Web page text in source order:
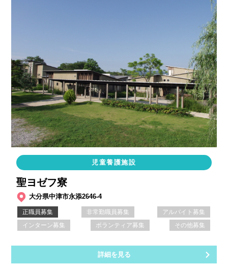
児童養護施設
聖ヨゼフ寮
大分県中津市永添2646-4
正職員募集 非常勤職員募集
アルバイト募集
インターン募集
ボランティア募集 その他募集
詳細を見る